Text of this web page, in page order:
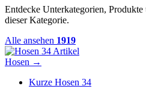
Entdecke Unterkategorien, Produkte
dieser Kategorie.
Alle ansehen 1919
34 Artikel
Hosen →
Kurze Hosen 34